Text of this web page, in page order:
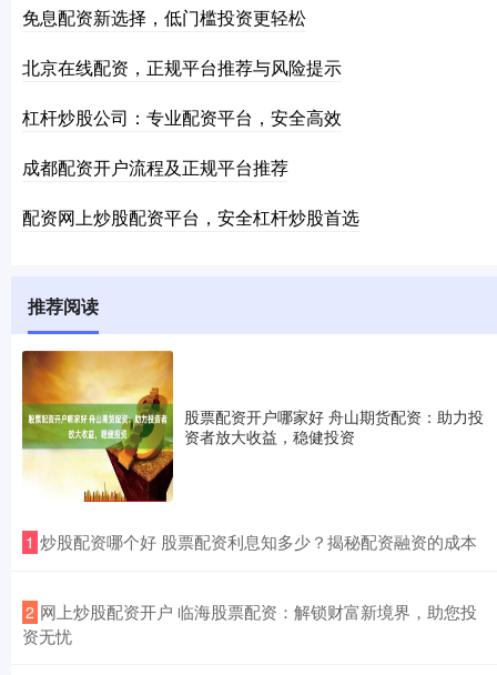
免息配资新选择，低门槛投资更轻松
北京在线配资，正规平台推荐与风险提示
杠杆炒股公司：专业配资平台，安全高效
成都配资开户流程及正规平台推荐
配资网上炒股配资平台，安全杠杆炒股首选
推荐阅读
股票配资开户哪家好 舟山期货配资：助力投
资者放大收益，稳健投资
1 ​炒股配资哪个好 股票配资利息知多少？揭秘配资融资的成本
2 ​网上炒股配资开户 临海股票配资：解锁财富新境界，助您投
资无忧